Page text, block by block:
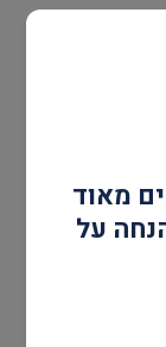
מאוד
מבצע של 15% הנחה על